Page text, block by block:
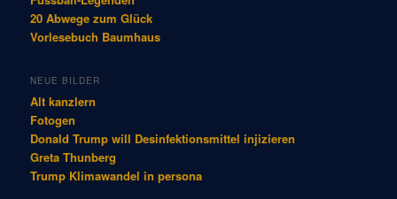
20 Abwege zum Glück
Vorlesebuch Baumhaus
NEUE BILDER
Alt kanzlern
Fotogen
Donald Trump will Desinfektionsmittel injizieren
Greta Thunberg
Trump Klimawandel in per­so­na